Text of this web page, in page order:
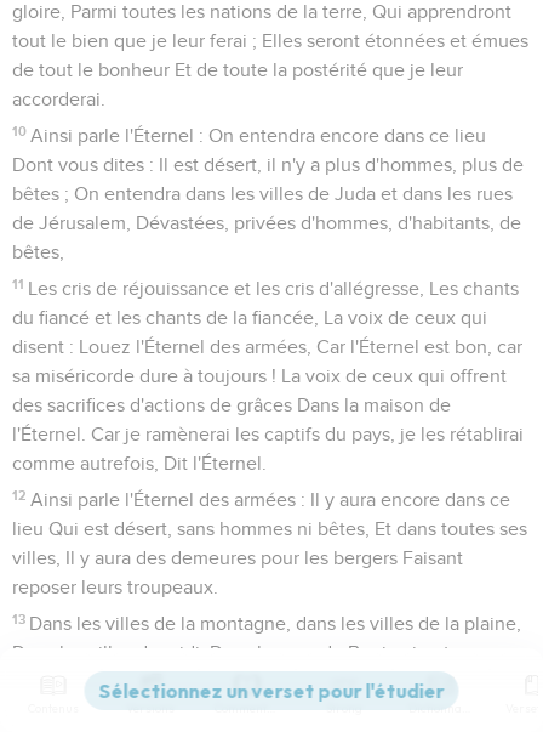
gloire, Parmi toutes les nations de la terre, Qui apprendront
tout le bien que je leur ferai ; Elles seront étonnées et émues
de tout le bonheur Et de toute la postérité que je leur
accorderai.
10 Ainsi parle l'Éternel : On entendra encore dans ce lieu
Dont vous dites : Il est désert, il n'y a plus d'hommes, plus de
bêtes ; On entendra dans les villes de Juda et dans les rues
de Jérusalem, Dévastées, privées d'hommes, d'habitants, de
bêtes,
11 Les cris de réjouissance et les cris d'allégresse, Les chants
du fiancé et les chants de la fiancée, La voix de ceux qui
disent : Louez l'Éternel des armées, Car l'Éternel est bon, car
sa miséricorde dure à toujours ! La voix de ceux qui offrent
des sacrifices d'actions de grâces Dans la maison de
l'Éternel. Car je ramènerai les captifs du pays, je les rétablirai
comme autrefois, Dit l'Éternel.
12 Ainsi parle l'Éternel des armées : Il y aura encore dans ce
lieu Qui est désert, sans hommes ni bêtes, Et dans toutes ses
villes, Il y aura des demeures pour les bergers Faisant
reposer leurs troupeaux.
13 Dans les villes de la montagne, dans les villes de la plaine,
Dans les villes du midi, Dans le pays de Benjamin et aux
environs de Jérusalem, Et dans les villes de Juda, Les brebis
passeront encore sous la main de celui qui les compte, Dit
Versions Commentaires Strong